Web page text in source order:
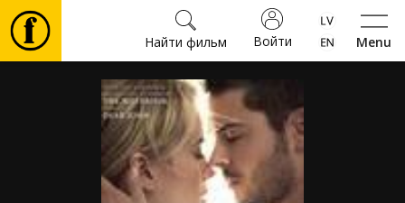
Menu
Войти
Найти фильм
Фильмы
Билеты
Культура